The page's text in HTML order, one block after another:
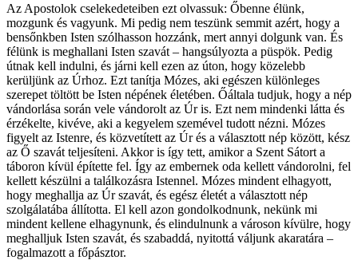
Az Apostolok cselekedeteiben ezt olvassuk: Őbenne élünk,
mozgunk és vagyunk. Mi pedig nem teszünk semmit azért, hogy a
bensőnkben Isten szólhasson hozzánk, mert annyi dolgunk van. És
félünk is meghallani Isten szavát – hangsúlyozta a püspök. Pedig
útnak kell indulni, és járni kell ezen az úton, hogy közelebb
kerüljünk az Úrhoz. Ezt tanítja Mózes, aki egészen különleges
szerepet töltött be Isten népének életében. Őáltala tudjuk, hogy a nép
vándorlása során vele vándorolt az Úr is. Ezt nem mindenki látta és
érzékelte, kivéve, aki a kegyelem szemével tudott nézni. Mózes
figyelt az Istenre, és közvetített az Úr és a választott nép között, kész
az Ő szavát teljesíteni. Akkor is így tett, amikor a Szent Sátort a
táboron kívül építette fel. Így az embernek oda kellett vándorolni, fel
kellett készülni a találkozásra Istennel. Mózes mindent elhagyott,
hogy meghallja az Úr szavát, és egész életét a választott nép
szolgálatába állította. El kell azon gondolkodnunk, nekünk mi
mindent kellene elhagynunk, és elindulnunk a városon kívülre, hogy
meghalljuk Isten szavát, és szabaddá, nyitottá váljunk akaratára –
fogalmazott a főpásztor.